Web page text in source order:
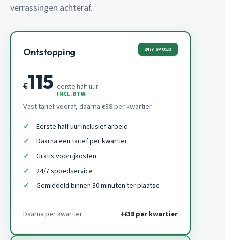
verrassingen achteraf.
Ontstopping 24/7 SPOED
€115 eerste half uur
INCL. BTW
Vast tarief vooraf, daarna €38 per kwartier.
Eerste half uur inclusief arbeid
Daarna een tarief per kwartier
Gratis voorrijkosten
24/7 spoedservice
Gemiddeld binnen 30 minuten ter plaatse
Daarna per kwartier +€38 per kwartier